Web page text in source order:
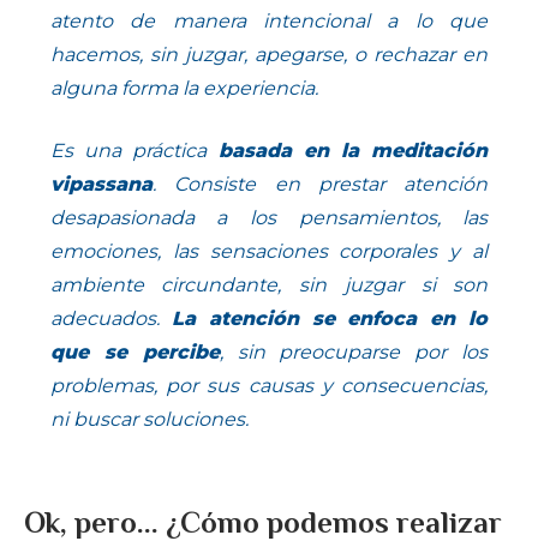
atento de manera intencional a lo que
hacemos, sin juzgar, apegarse, o rechazar en
alguna forma la experiencia.
Es una práctica basada en la meditación
vipassana. Consiste en prestar atención
desapasionada a los pensamientos, las
emociones, las sensaciones corporales y al
ambiente circundante, sin juzgar si son
adecuados. La atención se enfoca en lo
que se percibe, sin preocuparse por los
problemas, por sus causas y consecuencias,
ni buscar soluciones.
Ok, pero... ¿Cómo podemos realizar